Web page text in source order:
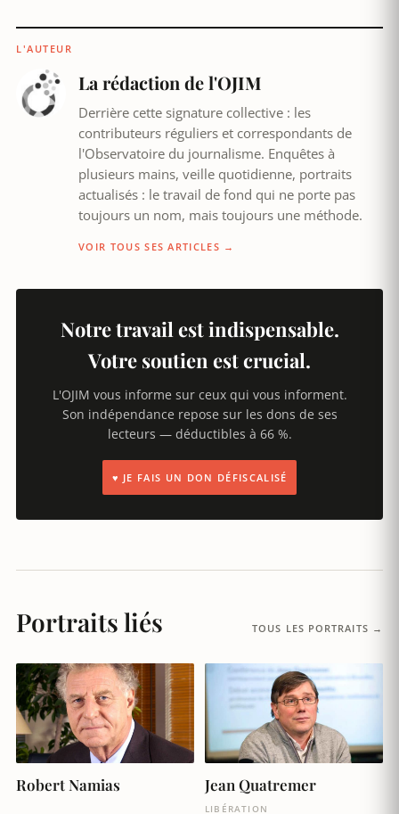
L'AUTEUR
La rédaction de l'OJIM
Derrière cette signature collective : les
contributeurs réguliers et correspondants de
l'Observatoire du journalisme. Enquêtes à
plusieurs mains, veille quotidienne, portraits
actualisés : le travail de fond qui ne porte pas
toujours un nom, mais toujours une méthode.
VOIR TOUS SES ARTICLES →
Notre travail est indispensable.
Votre soutien est crucial.
L'OJIM vous informe sur ceux qui vous informent.
Son indépendance repose sur les dons de ses
lecteurs — déductibles à 66 %.
♥ JE FAIS UN DON DÉFISCALISÉ
Portraits liés TOUS LES PORTRAITS →
Robert Namias Jean Quatremer
LIBÉRATION